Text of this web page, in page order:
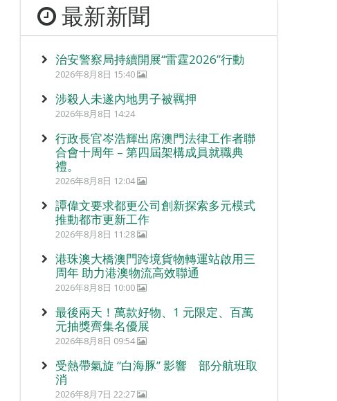
最新新聞
治安警察局持續開展“雷霆2026”行動
2026年8月8日 15:40
涉殺人未遂內地男子被羈押
2026年8月8日 14:24
行政長官岑浩輝出席澳門法律工作者聯
合會十周年 – 第四屆架構成員就職典
禮。
2026年8月8日 12:04
譚偉文要求都更公司創新探索多元模式
推動都市更新工作
2026年8月8日 11:28
港珠澳大橋澳門跨境貨物轉運站啟用三
周年 助力港澳物流高效聯通
2026年8月8日 10:00
最後兩天！萬款好物、1 元限定、百萬
元抽獎齊集名優展
2026年8月8日 09:54
受熱帶氣旋 “白海豚” 影響 部分航班取
消
2026年8月7日 22:27